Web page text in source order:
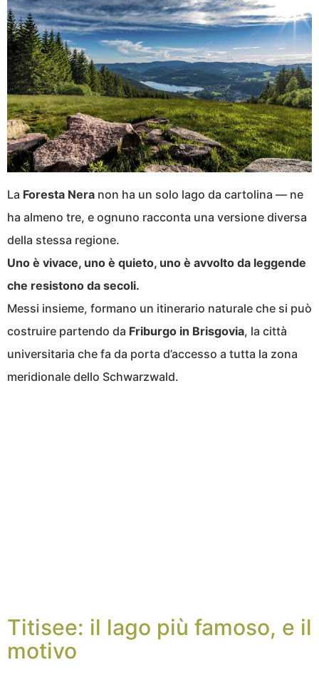
La Foresta Nera non ha un solo lago da cartolina — ne
ha almeno tre, e ognuno racconta una versione diversa
della stessa regione.
Uno è vivace, uno è quieto, uno è avvolto da leggende
che resistono da secoli.
Messi insieme, formano un itinerario naturale che si può
costruire partendo da Friburgo in Brisgovia, la città
universitaria che fa da porta d’accesso a tutta la zona
meridionale dello Schwarzwald.
Titisee: il lago più famoso, e il
motivo